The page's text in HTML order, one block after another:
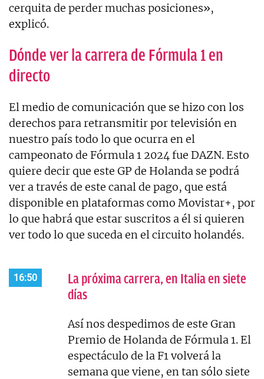
cerquita de perder muchas posiciones»,
explicó.
Dónde ver la carrera de Fórmula 1 en
directo
El medio de comunicación que se hizo con los
derechos para retransmitir por televisión en
nuestro país todo lo que ocurra en el
campeonato de Fórmula 1 2024 fue DAZN. Esto
quiere decir que este GP de Holanda se podrá
ver a través de este canal de pago, que está
disponible en plataformas como Movistar+, por
lo que habrá que estar suscritos a él si quieren
ver todo lo que suceda en el circuito holandés.
16:50
La próxima carrera, en Italia en siete
días
Así nos despedimos de este Gran
Premio de Holanda de Fórmula 1. El
espectáculo de la F1 volverá la
semana que viene, en tan sólo siete